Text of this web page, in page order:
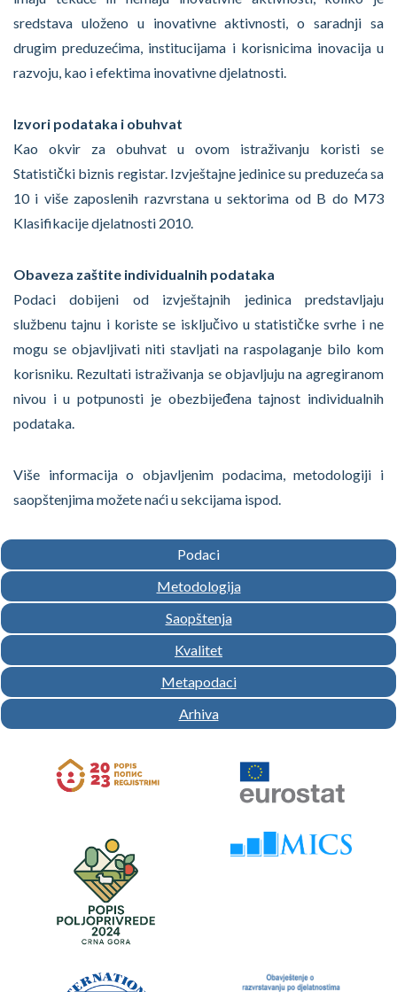
sredstava uloženo u inovativne aktivnosti, o saradnji sa
drugim preduzećima, institucijama i korisnicima inovacija u
razvoju, kao i efektima inovativne djelatnosti.
Izvori podataka i obuhvat
Kao okvir za obuhvat u ovom istraživanju koristi se
Statistički biznis registar. Izvještajne jedinice su preduzeća sa
10 i više zaposlenih razvrstana u sektorima od B do M73
Klasifikacije djelatnosti 2010.
Obaveza zaštite individualnih podataka
Podaci dobijeni od izvještajnih jedinica predstavljaju
službenu tajnu i koriste se isključivo u statističke svrhe i ne
mogu se objavljivati niti stavljati na raspolaganje bilo kom
korisniku. Rezultati istraživanja se objavljuju na agregiranom
nivou i u potpunosti je obezbijeđena tajnost individualnih
podataka.
Više informacija o objavljenim podacima, metodologiji i
saopštenjima možete naći u sekcijama ispod.
Podaci
Metodologija
Saopštenja
Kvalitet
Metapodaci
Arhiva